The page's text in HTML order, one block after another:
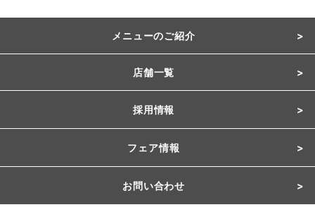
メニューのご紹介
店舗一覧
採用情報
フェア情報
お問い合わせ